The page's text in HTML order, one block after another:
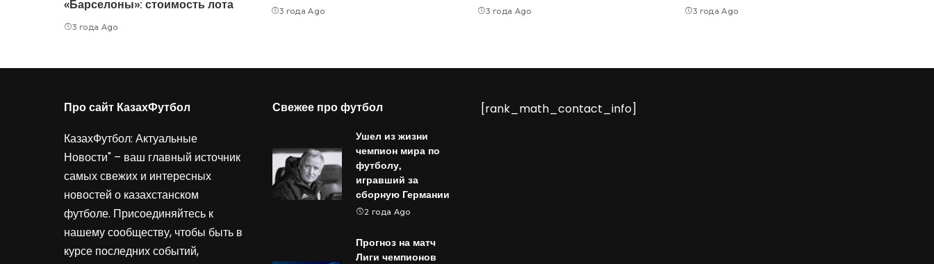
«Барселоны»: стоимость лота
3 года Ago
3 года Ago 3 года Ago 3 года Ago
Про сайт КазахФутбол
КазахФутбол: Актуальные
Новости" – ваш главный источник
самых свежих и интересных
новостей о казахстанском
футболе. Присоединяйтесь к
нашему сообществу, чтобы быть в
курсе последних событий,
Свежее про футбол
Ушел из жизни
чемпион мира по
футболу,
игравший за
сборную Германии
2 года Ago
Прогноз на матч
Лиги чемпионов
[rank_math_contact_info]